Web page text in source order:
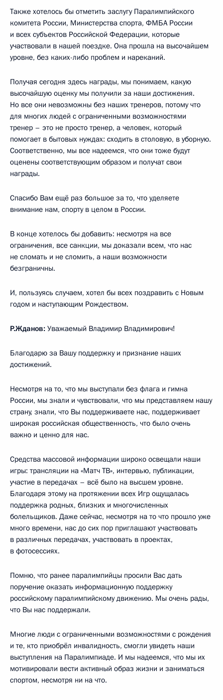
Также хотелось бы отметить заслугу Паралимпийского
комитета России, Министерства спорта, ФМБА России
и всех субъектов Российской Федерации, которые
участвовали в нашей поездке. Она прошла на высочайшем
уровне, без каких-либо проблем и нареканий.
Получая сегодня здесь награды, мы понимаем, какую
высочайшую оценку мы получили за наши достижения.
Но все они невозможны без наших тренеров, потому что
для многих людей с ограниченными возможностями
тренер – это не просто тренер, а человек, который
помогает в бытовых нуждах: сходить в столовую, в уборную.
Соответственно, мы все надеемся, что они тоже будут
оценены соответствующим образом и получат свои
награды.
Спасибо Вам ещё раз большое за то, что уделяете
внимание нам, спорту в целом в России.
В конце хотелось бы добавить: несмотря на все
ограничения, все санкции, мы доказали всем, что нас
не сломать и не сломить, а наши возможности
безграничны.
И, пользуясь случаем, хотел бы всех поздравить с Новым
годом и наступающим Рождеством.
Р.Жданов: Уважаемый Владимир Владимирович!
Благодарю за Вашу поддержку и признание наших
достижений.
Несмотря на то, что мы выступали без флага и гимна
России, мы знали и чувствовали, что мы представляем нашу
страну, знали, что Вы поддерживаете нас, поддерживает
широкая российская общественность, что было очень
важно и ценно для нас.
Средства массовой информации широко освещали наши
игры: трансляции на «Матч ТВ», интервью, публикации,
участие в передачах – всё было на высшем уровне.
Благодаря этому на протяжении всех Игр ощущалась
поддержка родных, близких и многочисленных
болельщиков. Даже сейчас, несмотря на то что прошло уже
много времени, нас до сих пор приглашают участвовать
в различных передачах, участвовать в проектах,
в фотосессиях.
Помню, что ранее паралимпийцы просили Вас дать
поручение оказать информационную поддержку
российскому паралимпийскому движению. Мы очень рады,
что Вы нас поддержали.
Многие люди с ограниченными возможностями с рождения
и те, кто приобрёл инвалидность, смогли увидеть наши
выступления на Паралимпиаде. И мы надеемся, что мы их
мотивировали вести активный образ жизни и заниматься
спортом, несмотря ни на что.